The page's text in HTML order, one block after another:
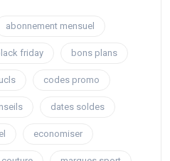
abonnement mensuel
friday bons plans
codes promo
dates soldes
economiser